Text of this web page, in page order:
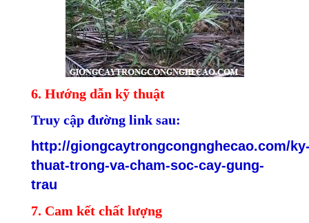
6. Hướng dẫn kỹ thuật
Truy cập đường link sau:
http://giongcaytrongcongnghecao.com/
thuat-trong-va-cham-soc-cay-gung-
trau
7. Cam kết chất lượng